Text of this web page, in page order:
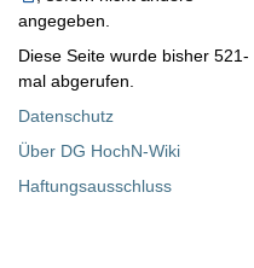
angegeben.
Diese Seite wurde bisher 521-
mal abgerufen.
Datenschutz
Über DG HochN-Wiki
Haftungsausschluss